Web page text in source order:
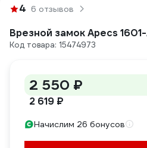
4 6 отзывов
Врезной замок Apecs 1601-
Код товара: 15474973
2 550 ₽
2 619 ₽
Начислим 26 бонусов